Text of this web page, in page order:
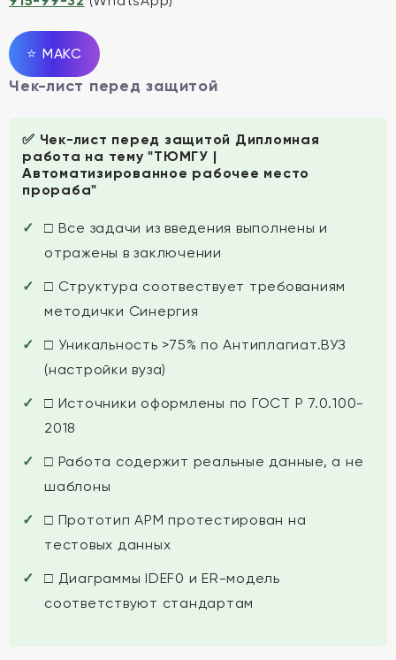
⭐ MAКС
Чек-лист перед защитой
✅ Чек-лист перед защитой Дипломная
работа на тему "ТЮМГУ |
Автоматизированное рабочее место
прораба"
□ Все задачи из введения выполнены и
отражены в заключении
□ Структура соотвествует требованиям
методички Синергия
□ Уникальность >75% по Антиплагиат.ВУЗ
(настройки вуза)
□ Источники оформлены по ГОСТ Р 7.0.100-
2018
□ Работа содержит реальные данные, а не
шаблоны
□ Прототип АРМ протестирован на
тестовых данных
□ Диаграммы IDEF0 и ER-модель
соответствуют стандартам